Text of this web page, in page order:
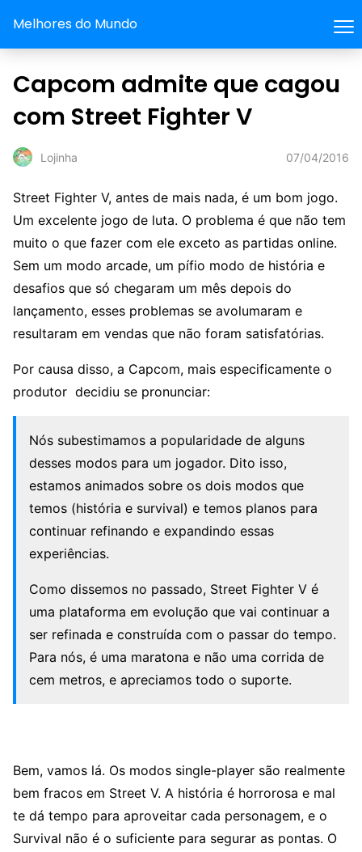
Melhores do Mundo
Capcom admite que cagou
com Street Fighter V
Lojinha 07/04/2016
Street Fighter V, antes de mais nada, é um bom jogo.
Um excelente jogo de luta. O problema é que não tem
muito o que fazer com ele exceto as partidas online.
Sem um modo arcade, um pífio modo de história e
desafios que só chegaram um mês depois do
lançamento, esses problemas se avolumaram e
resultaram em vendas que não foram satisfatórias.
Por causa disso, a Capcom, mais especificamente o
produtor decidiu se pronunciar:
Nós subestimamos a popularidade de alguns
desses modos para um jogador. Dito isso,
estamos animados sobre os dois modos que
temos (história e survival) e temos planos para
continuar refinando e expandindo essas
experiências.
Como dissemos no passado, Street Fighter V é
uma plataforma em evolução que vai continuar a
ser refinada e construída com o passar do tempo.
Para nós, é uma maratona e não uma corrida de
cem metros, e apreciamos todo o suporte.
Bem, vamos lá. Os modos single-player são realmente
bem fracos em Street V. A história é horrorosa e mal
te dá tempo para aproveitar cada personagem, e o
Survival não é o suficiente para segurar as pontas. O